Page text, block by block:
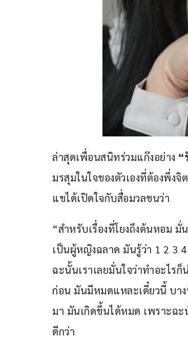
ล่าสุดเพื่อนสนิทร่วมแก๊งอย่าง “
มรสุมในใจของตัวเองที่ต้องพึ่ง
แขได้เปิดใจกับสื่อมวลชนว่า
“สำหรับเรื่องที่โยงถึงต้นหอม
เป็นผู้หญิงฉลาด มันรู้ว่า 1 2 3
ฉะนั้นเราเลยมั่นใจว่าทำอะไร
ก่อน มันมีหมดแหละเดี๋ยวนี้ บาง
มา มันเกิดขึ้นได้หมด เพราะฉะ
ดีกว่า